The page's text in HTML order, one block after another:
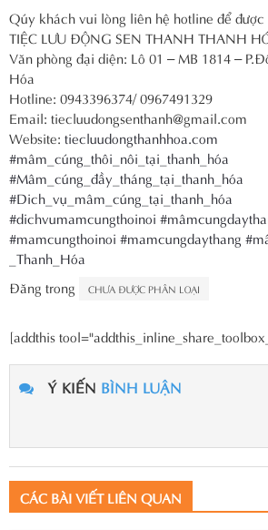
Qúy khách vui lòng liên hệ hotline để
TIỆC LƯU ĐỘNG SEN THANH THANH
Văn phòng đại diện: Lô 01 – MB 1814 –
Hóa
Hotline: 0943396374/ 0967491329
Email: tiecluudongsenthanh@gmail.com
Website: tiecluudongthanhhoa.com
#mâm_cúng_thôi_nôi_tại_thanh_hóa
#Mâm_cúng_đầy_tháng_tại_thanh_hóa
#Dich_vụ_mâm_cúng_tại_thanh_hóa
#dichvumamcungthoinoi
#mamcungthoinoi #mamcungdaythang
_Thanh_Hóa
Đăng trong
CHƯA ĐƯỢC PHÂN LOẠI
[addthis
Ý KIẾN BÌNH LUẬN
CÁC BÀI VIẾT LIÊN QUAN